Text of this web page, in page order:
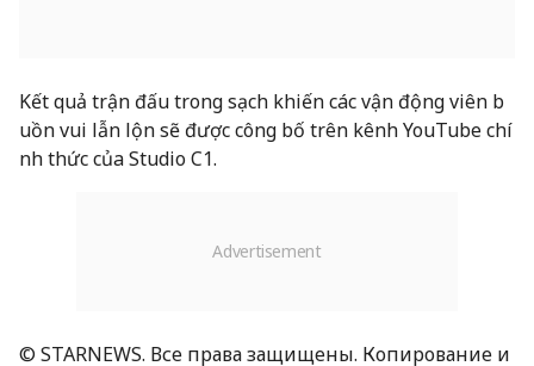
Kết quả trận đấu trong sạch khiến các vận động viên b
uồn vui lẫn lộn sẽ được công bố trên kênh YouTube chí
nh thức của Studio C1.
© STARNEWS. Все права защищены. Копирование и